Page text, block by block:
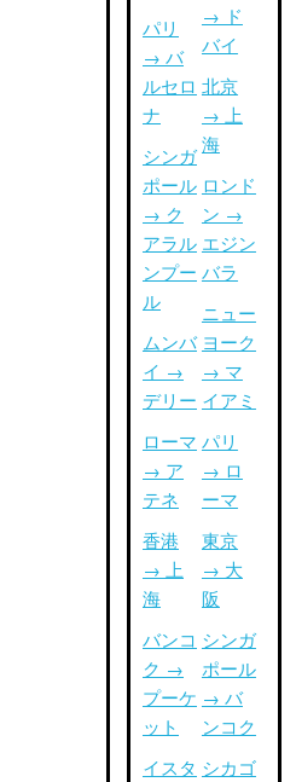
パリ
→ バ
ルセロ
ナ
シンガ
ポール
→ ク
アラル
ンプー
ル
ムンバ
イ →
デリー
ローマ
→ ア
テネ
香港
→ 上
海
バンコ
ク →
プーケ
ット
イスタ
→ ド
バイ
北京
→ 上
海
ロンド
ン →
エジン
バラ
ニュー
ヨーク
→ マ
イアミ
パリ
→ ロ
ーマ
東京
→ 大
阪
シンガ
ポール
→ バ
ンコク
シカゴ